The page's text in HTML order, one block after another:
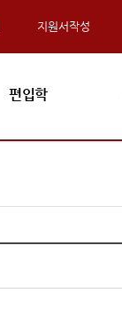
지원서작성
편입학